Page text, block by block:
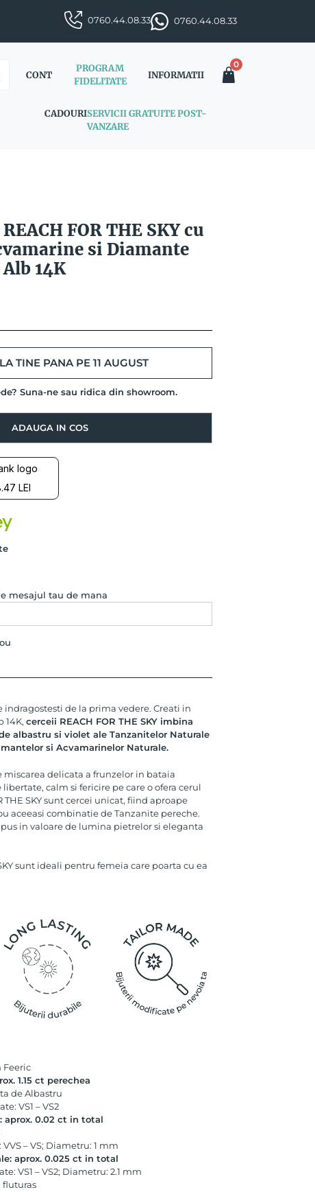
0760.44.08.33 0760.44.08.33
CONT
PROGRAM
FIDELITATE
INFORMATII
0
CADOURISERVICII GRATUITE POST-
VANZARE
FOR THE SKY cu
si Diamante
14K
TINE PANA PE 11 AUGUST
Suna-ne sau ridica din showroom.
ADAUGA IN COS
LEI
mesajul tau de mana
indragostesti de la prima vedere. Creati in
14K, cerceii REACH FOR THE SKY imbina
albastru si violet ale Tanzanitelor Naturale
si Acvamarinelor Naturale.
miscarea delicata a frunzelor in bataia
calm si fericire pe care o ofera cerul
THE SKY sunt cercei unicat, fiind aproape
aceeasi combinatie de Tanzanite pereche.
in valoare de lumina pietrelor si eleganta
sunt ideali pentru femeia care poarta cu ea
Feeric
1.15 ct perechea
de Albastru
VS1 – VS2
aprox. 0.02 ct in total
– VS; Diametru: 1 mm
aprox. 0.025 ct in total
VS1 – VS2; Diametru: 2.1 mm
fluturas